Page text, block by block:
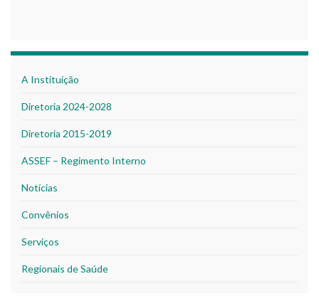
A Instituição
Diretoria 2024-2028
Diretoria 2015-2019
ASSEF – Regimento Interno
Notícias
Convênios
Serviços
Regionais de Saúde